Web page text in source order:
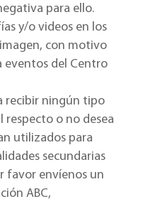
para ello.
y/o videos en los
con motivo
eventos del Centro
recibir ningún tipo
respecto o no desea
utilizados para
secundarias
favor envíenos un
ABC,